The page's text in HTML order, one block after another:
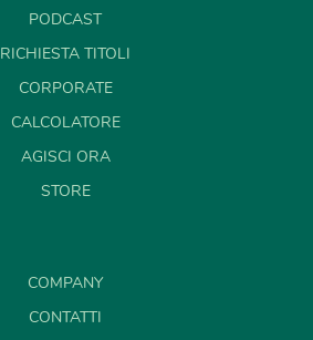
PODCAST
RICHIESTA TITOLI
CORPORATE
CALCOLATORE
AGISCI ORA
STORE
COMPANY
CONTATTI